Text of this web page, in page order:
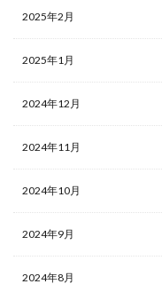
2025年2月
2025年1月
2024年12月
2024年11月
2024年10月
2024年9月
2024年8月